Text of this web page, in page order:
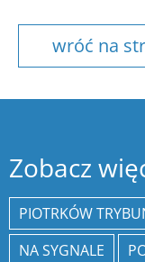
wróć na
Zobacz
PIOTRKÓW
NA SYGNALE